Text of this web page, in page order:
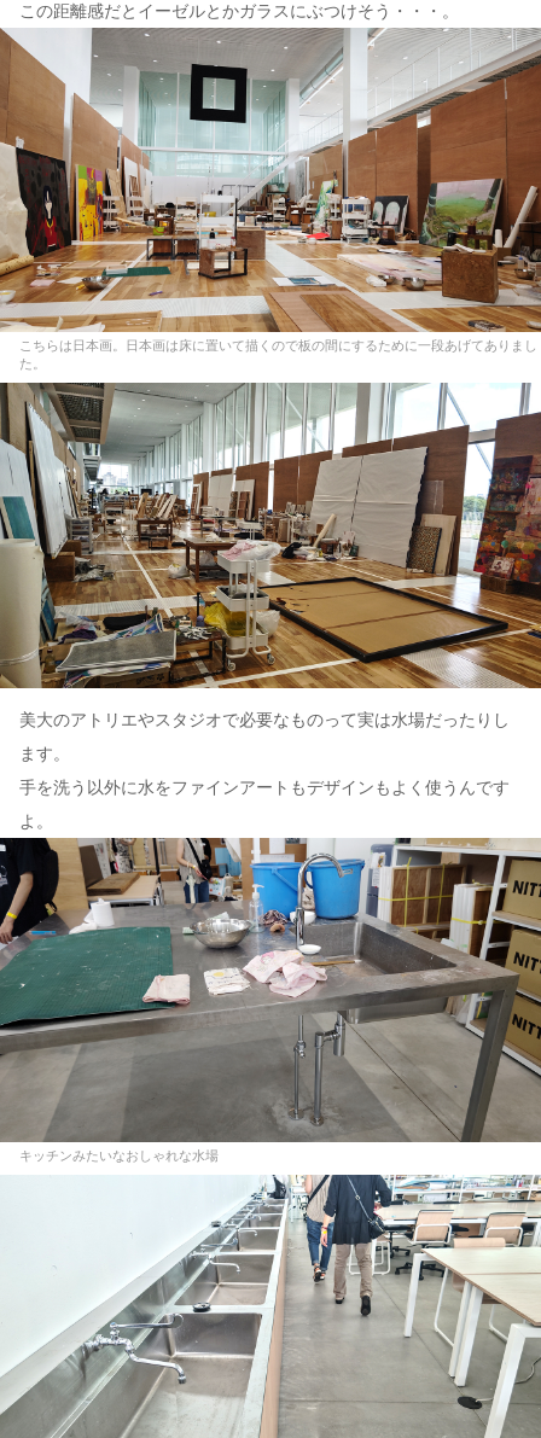
この距離感だとイーゼルとかガラスにぶつけそう・・・。
こちらは日本画。日本画は床に置いて描くので板の間にするために一段あげてありまし
た。
美大のアトリエやスタジオで必要なものって実は水場だったりし
ます。
手を洗う以外に水をファインアートもデザインもよく使うんです
よ。
キッチンみたいなおしゃれな水場